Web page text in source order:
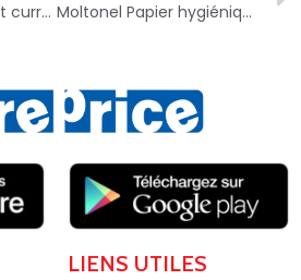
Burger Bistrot poulet curry – 3287390082909 Moltonel Papier hygiénique blanc sans tube – 7322540928556
LIENS UTILES